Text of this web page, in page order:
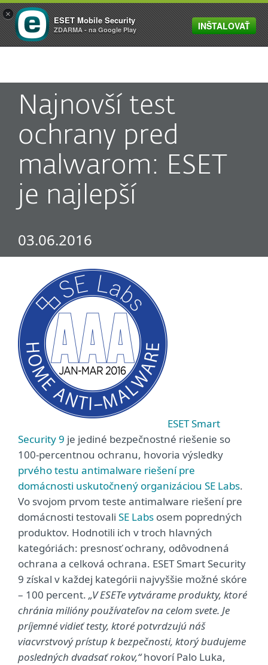
MENU
Najnovší test
ochrany pred
malwarom: ESET
je najlepší
03.06.2016
ESET Smart
Security 9 je jediné bezpečnostné riešenie so
100-percentnou ochranu, hovoria výsledky
prvého testu antimalware riešení pre
domácnosti uskutočnený organizáciou SE Labs.
Vo svojom prvom teste antimalware riešení pre
domácnosti testovali SE Labs osem popredných
produktov. Hodnotili ich v troch hlavných
kategóriách: presnosť ochrany, odôvodnená
ochrana a celková ochrana. ESET Smart Security
9 získal v každej kategórii najvyššie možné skóre
– 100 percent. „V ESETe vytvárame produkty, ktoré
chránia milióny používateľov na celom svete. Je
príjemné vidieť testy, ktoré potvrdzujú náš
viacvrstvový prístup k bezpečnosti, ktorý budujeme
posledných dvadsať rokov,“hovorí Palo Luka,
×
ESET Mobile Security
ZDARMA - na Google Play INŠTALOVAŤ